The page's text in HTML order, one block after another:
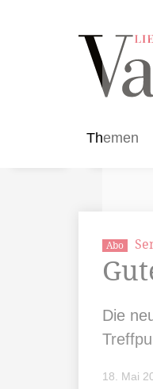
Themen
Abo
Die
18. Mai